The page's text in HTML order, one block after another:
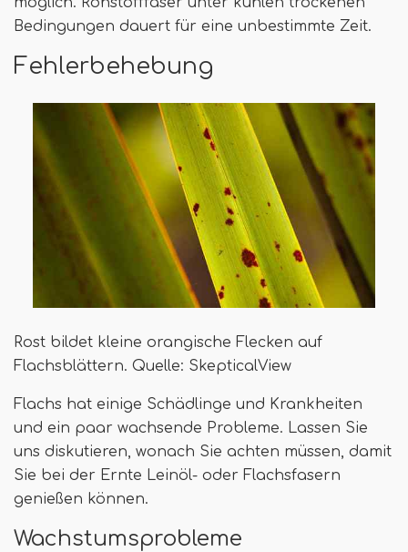
Bedingungen dauert für eine unbestimmte Zeit.
Fehlerbehebung
Rost bildet kleine orangische Flecken auf
Flachsblättern. Quelle: SkepticalView
Flachs hat einige Schädlinge und Krankheiten
und ein paar wachsende Probleme. Lassen Sie
uns diskutieren, wonach Sie achten müssen, damit
Sie bei der Ernte Leinöl- oder Flachsfasern
genießen können.
Wachstumsprobleme